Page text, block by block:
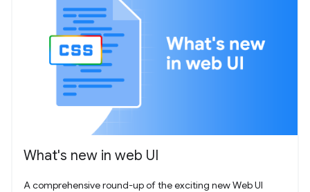
What's new in web UI
A comprehensive round-up of the exciting new Web UI